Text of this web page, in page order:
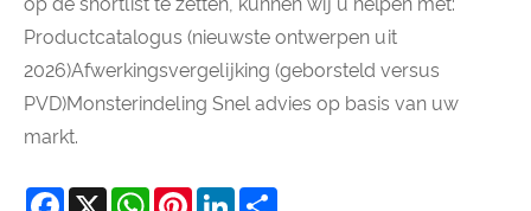
Productcatalogus (nieuwste ontwerpen uit
2026)Afwerkingsvergelijking (geborsteld versus
PVD)Monsterindeling Snel advies op basis van uw
markt.
Facebook
X WhatsAppPinterestLinkedIn